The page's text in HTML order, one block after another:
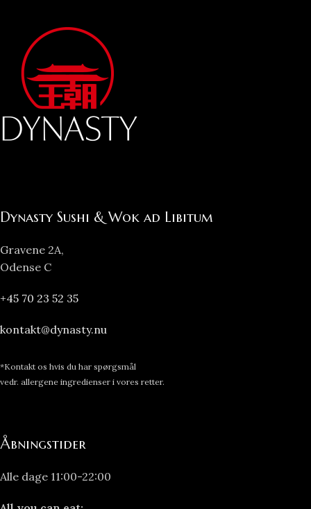
Dynasty Sushi & Wok ad Libitum
Gravene 2A,
Odense C
+45 70 23 52 35
kontakt@dynasty.nu
*Kontakt os hvis du har spørgsmål
vedr. allergene ingredienser i vores retter.
Åbningstider
Alle dage 11:00-22:00